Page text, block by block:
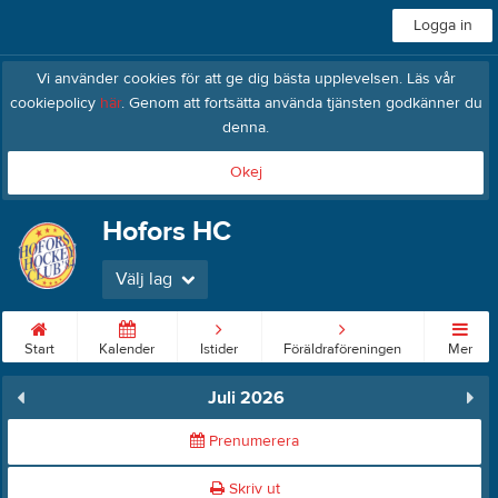
Logga in
Vi använder cookies för att ge dig bästa upplevelsen. Läs vår
cookiepolicy här. Genom att fortsätta använda tjänsten godkänner du
denna.
Okej
Hofors HC
Välj lag
Start Kalender Istider Föräldraföreningen Mer
Juli 2026
Prenumerera
Skriv ut